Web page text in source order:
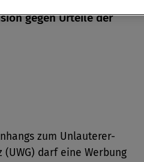
gegen Urteile der
zum Unlauterer-
(UWG) darf eine Werbung